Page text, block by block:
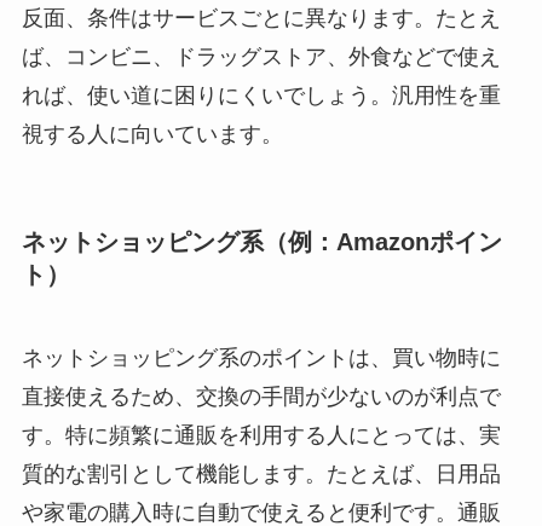
反面、条件はサービスごとに異なります。たとえ
ば、コンビニ、ドラッグストア、外食などで使え
れば、使い道に困りにくいでしょう。汎用性を重
視する人に向いています。
ネットショッピング系（例：Amazonポイン
ト）
ネットショッピング系のポイントは、買い物時に
直接使えるため、交換の手間が少ないのが利点で
す。特に頻繁に通販を利用する人にとっては、実
質的な割引として機能します。たとえば、日用品
や家電の購入時に自動で使えると便利です。通販